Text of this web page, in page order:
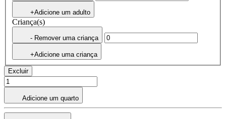
+Adicione um adulto
Criança(s)
- Remover uma criança
+Adicione uma criança
Excluir
Adicione um quarto